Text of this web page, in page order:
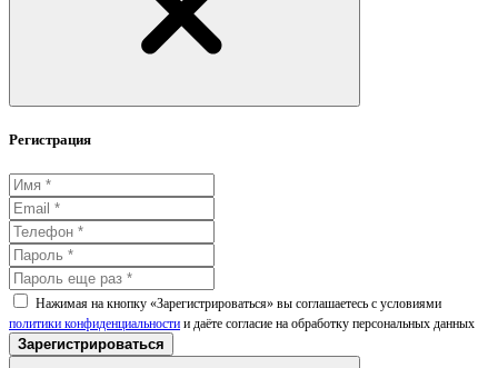
Регистрация
Нажимая на кнопку «Зарегистрироваться» вы соглашаетесь с условиями
политики конфиденциальности и даёте согласие на обработку персональных данных
Зарегистрироваться